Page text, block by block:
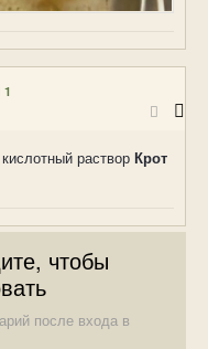
1
раствор Крот
чтобы
после входа в